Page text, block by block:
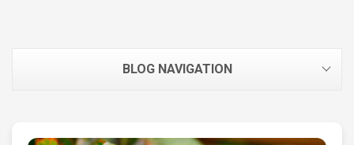
BLOG NAVIGATION